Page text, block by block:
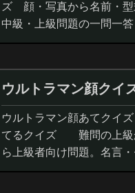
ズ 顔・写真から名前・型
中級・上級問題の一問一答
ウルトラマン顔クイ
ウルトラマン顔あてクイ
てるクイズ 難問の上級
ら上級者向け問題。名言
択問題まで。